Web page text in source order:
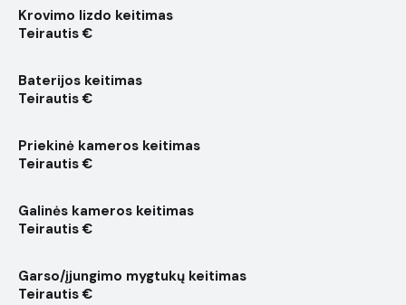
Krovimo lizdo keitimas
Teirautis €
Baterijos keitimas
Teirautis €
Priekinė kameros keitimas
Teirautis €
Galinės kameros keitimas
Teirautis €
Garso/įjungimo mygtukų keitimas
Teirautis €